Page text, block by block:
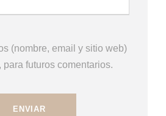
(nombre, email y sitio web)
para futuros comentarios.